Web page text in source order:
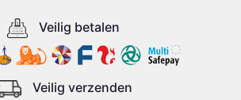
Veilig betalen
Veilig verzenden